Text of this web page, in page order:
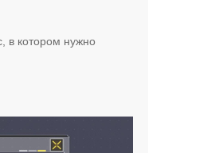
в котором нужно